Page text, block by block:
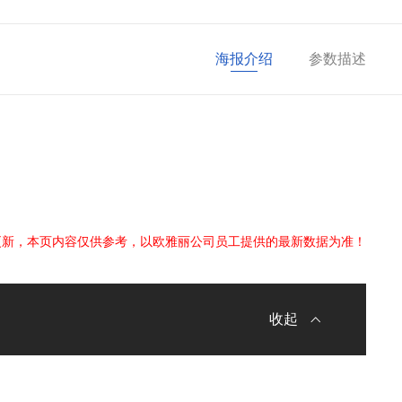
海报介绍 参数描述
，本页内容仅供参考，以欧雅丽公司员工提供的最新数据为准！